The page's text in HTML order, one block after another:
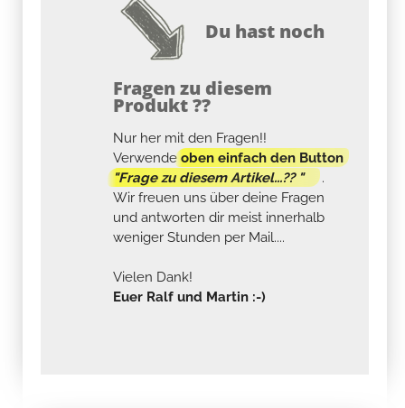
Du hast noch
Fragen zu diesem
Produkt ??
Nur her mit den Fragen!!
Verwendeoben einfach den Button
"Frage zu diesem Artikel...?? "
.
Wir freuen uns über deine Fragen
und antworten dir meist innerhalb
weniger Stunden per Mail....
Vielen Dank!
Euer Ralf und Martin :-)